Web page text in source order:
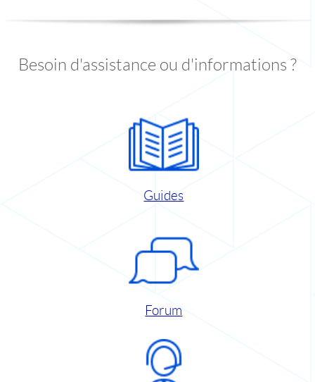
Besoin d'assistance ou d'informations ?
Guides
Forum